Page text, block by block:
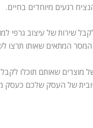
רגעים מיוחדים בחיים.
שירות של עיצוב גרפי
המתאים שאותו תרצו
מוצרים שאותם תוכלו
של העסק שלכם כעסק